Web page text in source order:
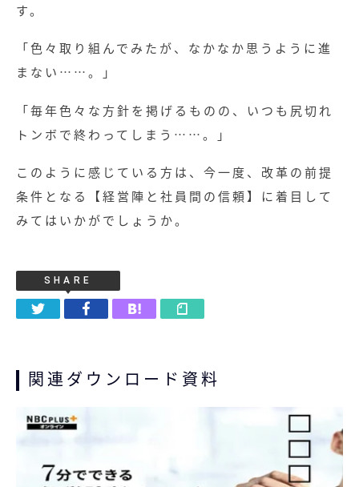
す。
「色々取り組んでみたが、なかなか思うように進
まない……。」
「毎年色々な方針を掲げるものの、いつも尻切れ
トンボで終わってしまう……。」
このように感じている方は、今一度、改革の前提
条件となる【経営陣と社員間の信頼】に着目して
みてはいかがでしょうか。
SHARE
関連ダウンロード資料